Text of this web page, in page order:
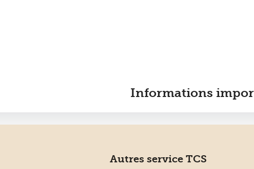
Informations
Autres service TCS